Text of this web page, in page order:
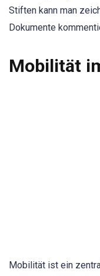
Stiften kann man
Dokumente
Mobilität
Mobilität ist ein